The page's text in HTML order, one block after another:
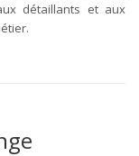
détaillants et aux